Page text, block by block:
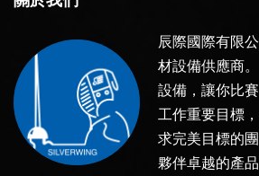
辰際國際有限
材設備供應商
設備，讓你比
工作重要目標
求完美目標的
夥伴卓越的產品